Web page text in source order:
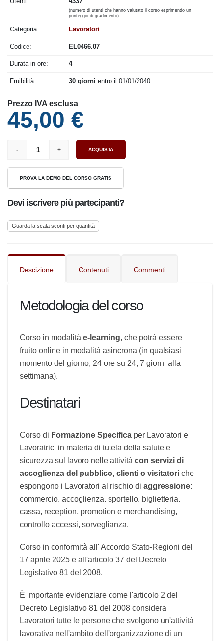
(numero di utenti che hanno valutato il corso esprimendo un
punteggio di gradimento)
Categoria:
Lavoratori
Codice:
EL0466.07
Durata in ore:
4
Fruibilità:
30 giorni entro il 01/01/2040
Prezzo IVA esclusa
45,00 €
ACQUISTA
PROVA LA DEMO DEL CORSO GRATIS
Devi iscrivere più partecipanti?
Guarda la scala sconti per quantità
Descizione Contenuti Commenti
Metodologia del corso
Corso in modalitàe-learning, che potrà essere
fruito online in modalità asincrona (in qualsiasi
momento del giorno, 24 ore su 24, 7 giorni alla
settimana).
Destinatari
Corso diFormazione Specificaper Lavoratori e
Lavoratrici in materia di tutela della salute e
sicurezza sul lavoro nelle attivitàcon servizi di
accoglienza del pubblico, clienti o visitatori
che espongono i Lavoratori al rischio di
aggressione: commercio, accoglienza, sportello,
biglietteria, cassa, reception, promotion e
merchandising, controllo accessi, sorveglianza.
Corso in conformità all' Accordo Stato-Regioni
del 17 aprile 2025 e all'articolo 37 del Decreto
Legislativo 81 del 2008.
È importante evidenziare come l'articolo 2 del
Decreto Legislativo 81 del 2008 considera
Lavoratori tutte le persone che svolgono
un'attività lavorativa nell'ambito